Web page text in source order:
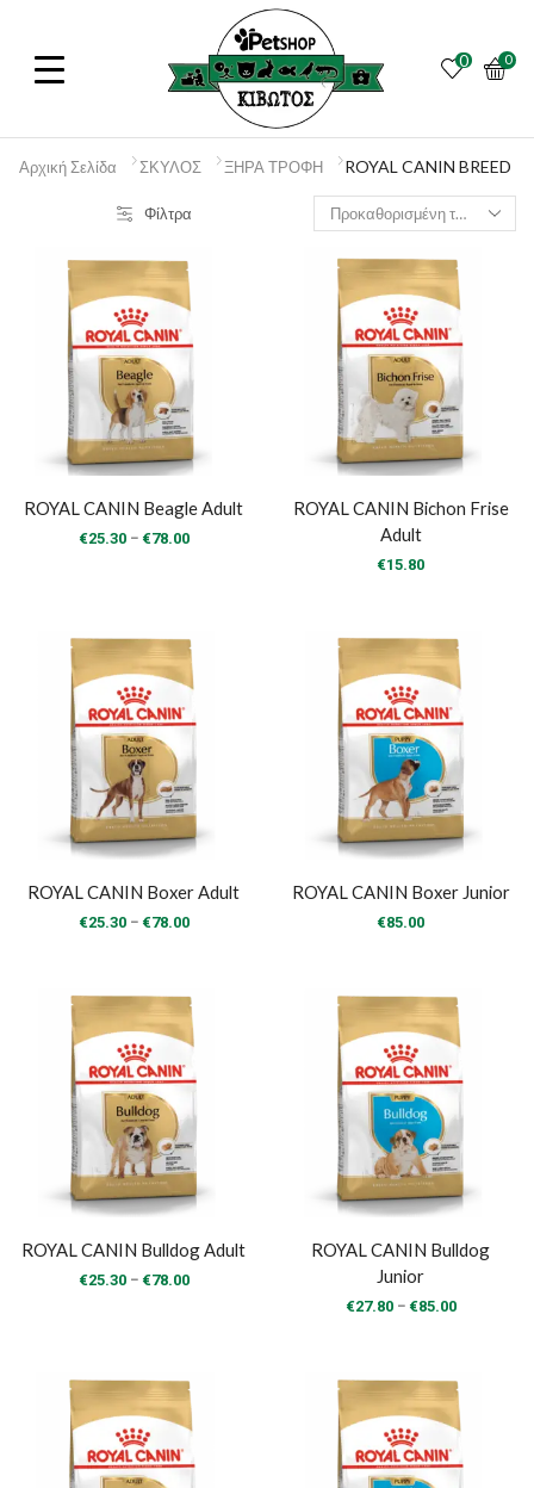
0 0
Αρχική Σελίδα ΣΚΥΛΟΣ ΞΗΡΑ ΤΡΟΦΗ ROYAL CANIN BREED
Φίλτρα
ROYAL CANIN Beagle Adult
€25.30 – €78.00Price
ROYAL CANIN Bichon Frise
Adult
€15.80
ROYAL CANIN Boxer Adult
€25.30 – €78.00Price
€78.00
ROYAL CANIN Boxer Junior
€85.00
ROYAL CANIN Bulldog Adult
€25.30 – €78.00Price
ROYAL CANIN Bulldog
Junior
€27.80 – €85.00Price
€85.00